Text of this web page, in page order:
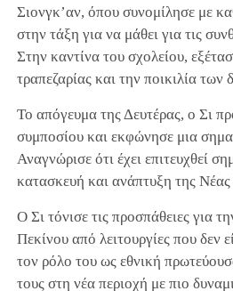
Σιονγκ’αν, όπου συνομίλησε με
στην τάξη για να μάθει για τις
Στην καντίνα του σχολείου,
τραπεζαρίας και την ποικιλία των
Το απόγευμα της Δευτέρας, ο Σι
συμποσίου και εκφώνησε μια
Αναγνώρισε ότι έχει επιτευχθεί
κατασκευή και ανάπτυξη της
Ο Σι τόνισε τις προσπάθειες για
Πεκίνου από λειτουργίες που δεν
τον ρόλο του ως εθνική
τους στη νέα περιοχή με πιο